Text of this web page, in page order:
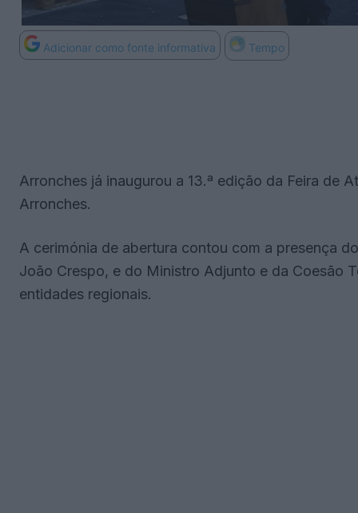
Adicionar como fonte informativa Tempo
Arronches já inaugurou a 13.ª edição da Feira de
Arronches.
A cerimónia de abertura contou com a presença
João Crespo, e do Ministro Adjunto e da Coesão
entidades regionais.